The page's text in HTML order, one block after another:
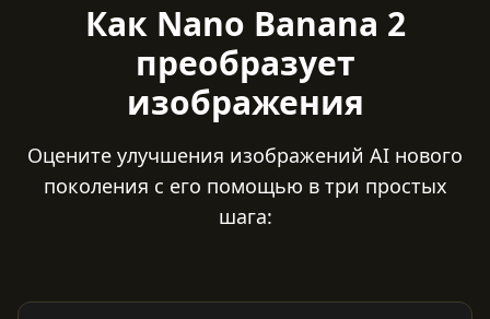
Как Nano Banana 2
преобразует
изображения
Оцените улучшения изображений AI нового
поколения с его помощью в три простых
шага: